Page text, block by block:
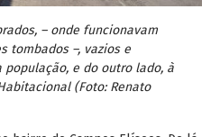
– onde funcionavam
tombados –, vazios e
e do outro lado, à
(Foto: Renato